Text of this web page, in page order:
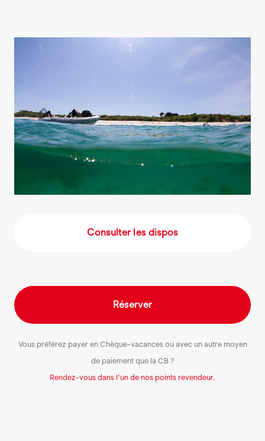
Consulter les dispos
Réserver
Vous préférez payer en Chèque-vacances ou avec un autre moyen
de paiement que la CB ?
Rendez-vous dans l’un de nos points revendeur.